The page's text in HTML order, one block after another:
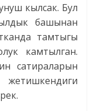
кылсак. Бул
башынан
тамтыгы
камтылган.
сатираларын